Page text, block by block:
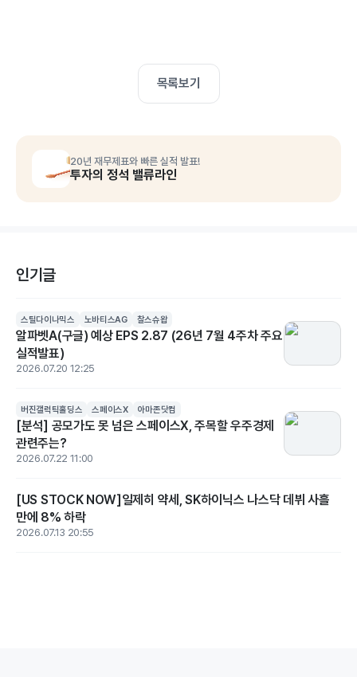
목록보기
20년 재무제표와 빠른 실적 발표!
투자의 정석 밸류라인
인기글
스틸다이나믹스 노바티스AG 찰스슈왑
알파벳A(구글) 예상 EPS 2.87 (26년 7월 4주차 주요
실적발표)
2026.07.20 12:25
버진갤럭틱홀딩스 스페이스X 아마존닷컴
[분석] 공모가도 못 넘은 스페이스X, 주목할 우주경제
관련주는?
2026.07.22 11:00
[US STOCK NOW]일제히 약세, SK하이닉스 나스닥 데뷔 사흘
만에 8% 하락
2026.07.13 20:55